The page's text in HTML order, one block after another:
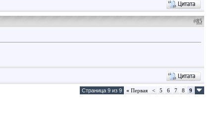
#85
Страница 9 из 9 « Первая < 5 6 7 8 9